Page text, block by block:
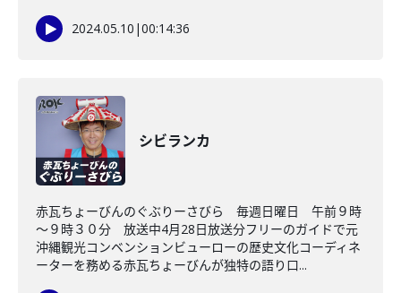
2024.05.10 |00:14:36
シビランカ
赤瓦ちょーびんのぐぶりーさびら 毎週日曜日 午前９時
～９時３０分 放送中4月28日放送分フリーのガイドで元
沖縄観光コンベンションビューローの歴史文化コーディネ
ーターを務める赤瓦ちょーびんが独特の語り口...